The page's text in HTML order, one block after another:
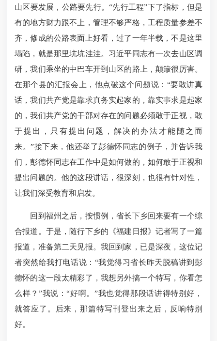
山区要发展，公路要先行。“先行工程”下了指标，但是
有的地方财力跟不上，管理不够严格，工程质量参差不
齐，修成的公路表面上好看，过了一年半载，不是这里
塌陷，就是那里坑坑洼洼。习近平同志有一次去山区调
研，我们乘坐的中巴车开到山区的路上，颠簸很厉害。
在那个县的汇报会上，他点破这个问题说：“要敢讲真
话，我们共产党是靠求真务实起家的，靠实事求是起家
的，我们共产党的干部对存在的问题必须敢于正视，敢
于提出，只有提出问题，解决的办法才能随之而
来。”接下来，他还举了彭德怀同志的例子，并告诉我
们，彭德怀同志在工作中是如何做的，如何敢于正视和
提出问题的。他的这段讲话，很深刻，也很有针对性，
让我们深受教育和启发。
回到福州之后，按惯例，省长下乡回来要有一个综
合报道。于是，随行下乡的《福建日报》记者写了一篇
报道，准备第二天见报。我回到家，已是深夜，这位记
者突然给我打电话说：“我觉得习省长昨天脱稿讲到彭
德怀的这一段太精彩了，我想另外搞一个特写，你看怎
么样？”我说：“好啊。”我也觉得那段话讲得特别好，
就答应了。后来，那篇特写刊登出来之后，反响特别
好。